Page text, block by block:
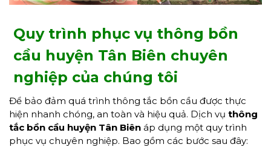
Quy trình phục vụ thông bồn
cầu huyện Tân Biên chuyên
nghiệp của chúng tôi
Để bảo đảm quá trình thông tắc bồn cầu được thực
hiện nhanh chóng, an toàn và hiệu quả. Dịch vụ thông
tắc bồn cầu huyện Tân Biên áp dụng một quy trình
phục vụ chuyên nghiệp. Bao gồm các bước sau đây: